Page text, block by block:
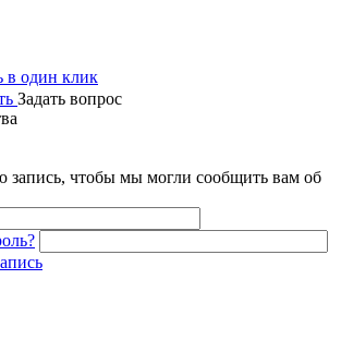
в один клик
Задать вопрос
запись, чтобы мы могли сообщить вам об